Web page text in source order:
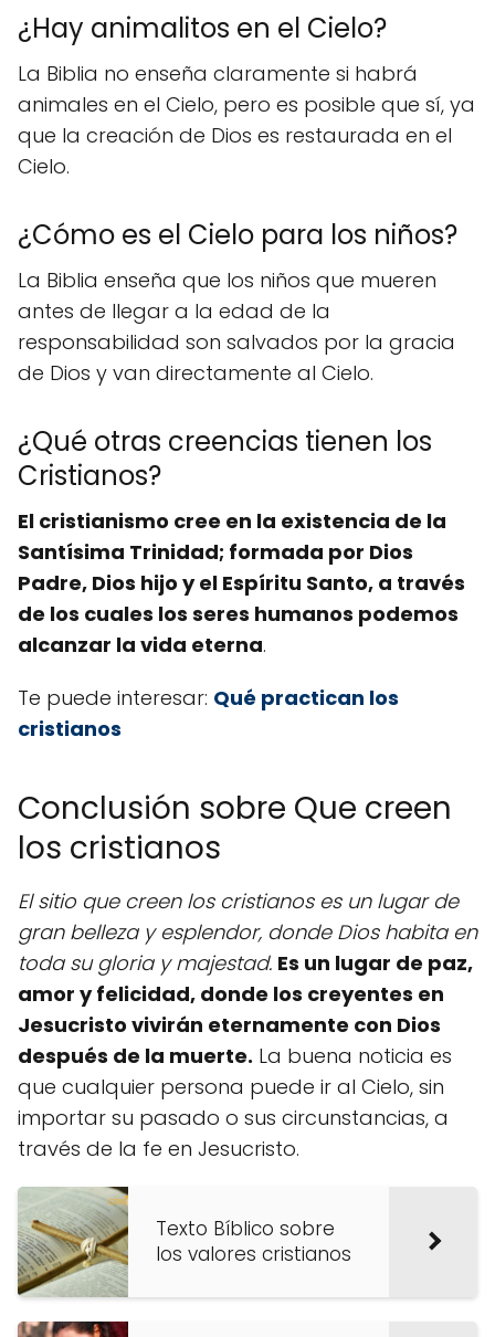
¿Hay animalitos en el Cielo?
La Biblia no enseña claramente si habrá
animales en el Cielo, pero es posible que sí, ya
que la creación de Dios es restaurada en el
Cielo.
¿Cómo es el Cielo para los niños?
La Biblia enseña que los niños que mueren
antes de llegar a la edad de la
responsabilidad son salvados por la gracia
de Dios y van directamente al Cielo.
¿Qué otras creencias tienen los
Cristianos?
El cristianismo cree en la existencia de la
Santísima Trinidad; formada por Dios
Padre, Dios hijo y el Espíritu Santo, a través
de los cuales los seres humanos podemos
alcanzar la vida eterna.
Te puede interesar: Qué practican los
cristianos
Conclusión sobre Que creen
los cristianos
El sitio que creen los cristianos es un lugar de
gran belleza y esplendor, donde Dios habita en
toda su gloria y majestad. Es un lugar de paz,
amor y felicidad, donde los creyentes en
Jesucristo vivirán eternamente con Dios
después de la muerte. La buena noticia es
que cualquier persona puede ir al Cielo, sin
importar su pasado o sus circunstancias, a
través de la fe en Jesucristo.
Texto Bíblico sobre
los valores cristianos